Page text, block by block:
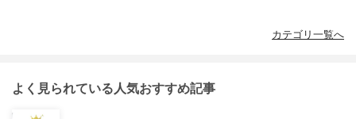
カテゴリ一覧へ
よく見られている人気おすすめ記事